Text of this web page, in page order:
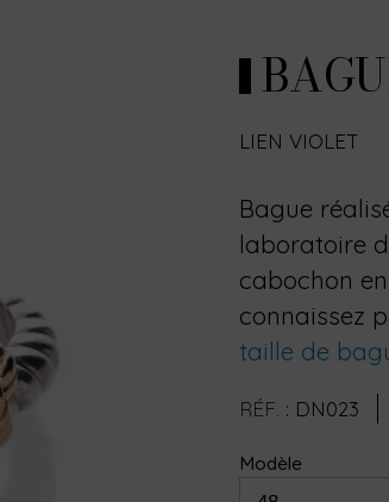
LIEN VIOLET
Bague
laboratoire
cabochon
connaissez
taille de
RÉF. : DN023
Modèle